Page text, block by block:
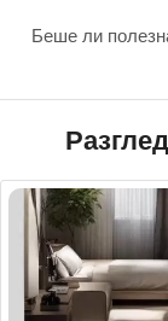
Беше ли